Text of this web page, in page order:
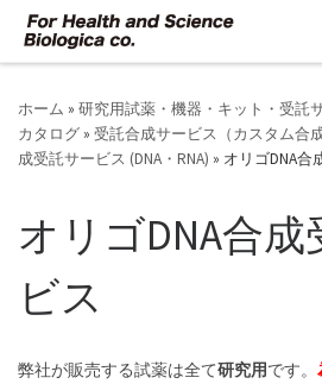
コンテンツへスキップ
ホーム » 研究用試薬・機器・キット・受託
カタログ » 受託合成サービス（カスタム合成
成受託サービス (DNA・RNA) » オリゴDNA合
オリゴDNA合成
ビス
弊社が販売する試薬は全て研究用です。